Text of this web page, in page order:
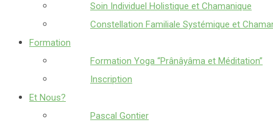
Soin Individuel Holistique et Chamanique
Constellation Familiale Systémique et
Formation
Formation Yoga “Prânâyâma et Méditation”
Inscription
Et Nous?
Pascal Gontier